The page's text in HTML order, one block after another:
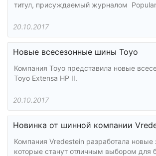
титул, присуждаемый журналом
20.10.2017
Новые всесезонные шины Toyo
Компания Toyo представила новые
Toyo Extensa HP II.
20.10.2017
Новинка от шинной компании
Компания Vredestein разработала
которые станут отличным выбором для